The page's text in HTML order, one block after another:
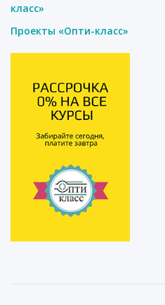
класс»
Проекты «Опти-класс»